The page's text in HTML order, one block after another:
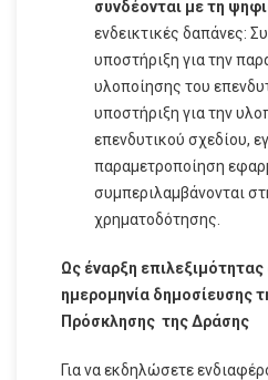
συνδέονται με τη
ενδεικτικές δαπάνες:
υποστήριξη για την
υλοποίησης του
υποστήριξη για την
επενδυτικού σχεδίου,
παραμετροποίηση
συμπεριλαμβάνονται
χρηματοδότησης.
Ως έναρξη
ημερομηνία δημοσίευσης
Πρόσκλησης της Δράσης
Για να εκδηλώσετε